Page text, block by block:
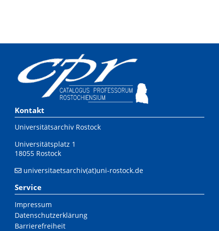
Kontakt
Universitätsarchiv Rostock
Universitätsplatz 1
18055 Rostock
universitaetsarchiv(at)uni-rostock.de
Service
Impressum
Datenschutzerklärung
Barrierefreiheit